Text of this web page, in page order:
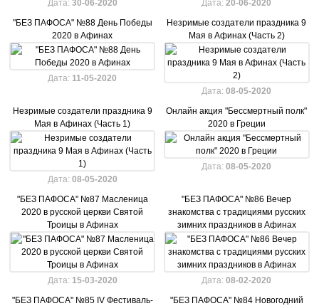
Дата: 30-06-2020 Дата:20-06-2020
"БЕЗ ПАФОСА" №88 День Победы
2020 в Афинах
Дата: 11-05-2020
Незримые создатели праздника 9
Мая в Афинах (Часть 2)
Дата:08-05-2020
Незримые создатели праздника 9
Мая в Афинах (Часть 1)
Дата: 08-05-2020
Онлайн акция "Бессмертный полк"
2020 в Греции
Дата:08-05-2020
"БЕЗ ПАФОСА" №87 Масленица
2020 в русской церкви Святой
Троицы в Афинах
Дата: 15-03-2020
"БЕЗ ПАФОСА" №86 Вечер
знакомства с традициями русских
зимних праздников в Афинах
Дата:08-02-2020
"БЕЗ ПАФОСА" №85 IV Фестиваль-
"БЕЗ ПАФОСА" №84 Новогодний